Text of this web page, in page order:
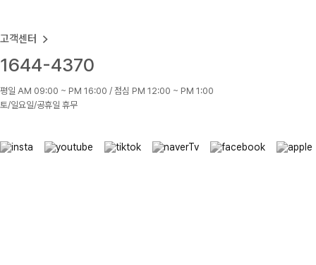
고객센터
1644-4370
평일 AM 09:00 ~ PM 16:00 / 점심 PM 12:00 ~ PM 1:00
토/일요일/공휴일 휴무